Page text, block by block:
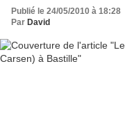
Publié le 24/05/2010 à 18:28
Par David